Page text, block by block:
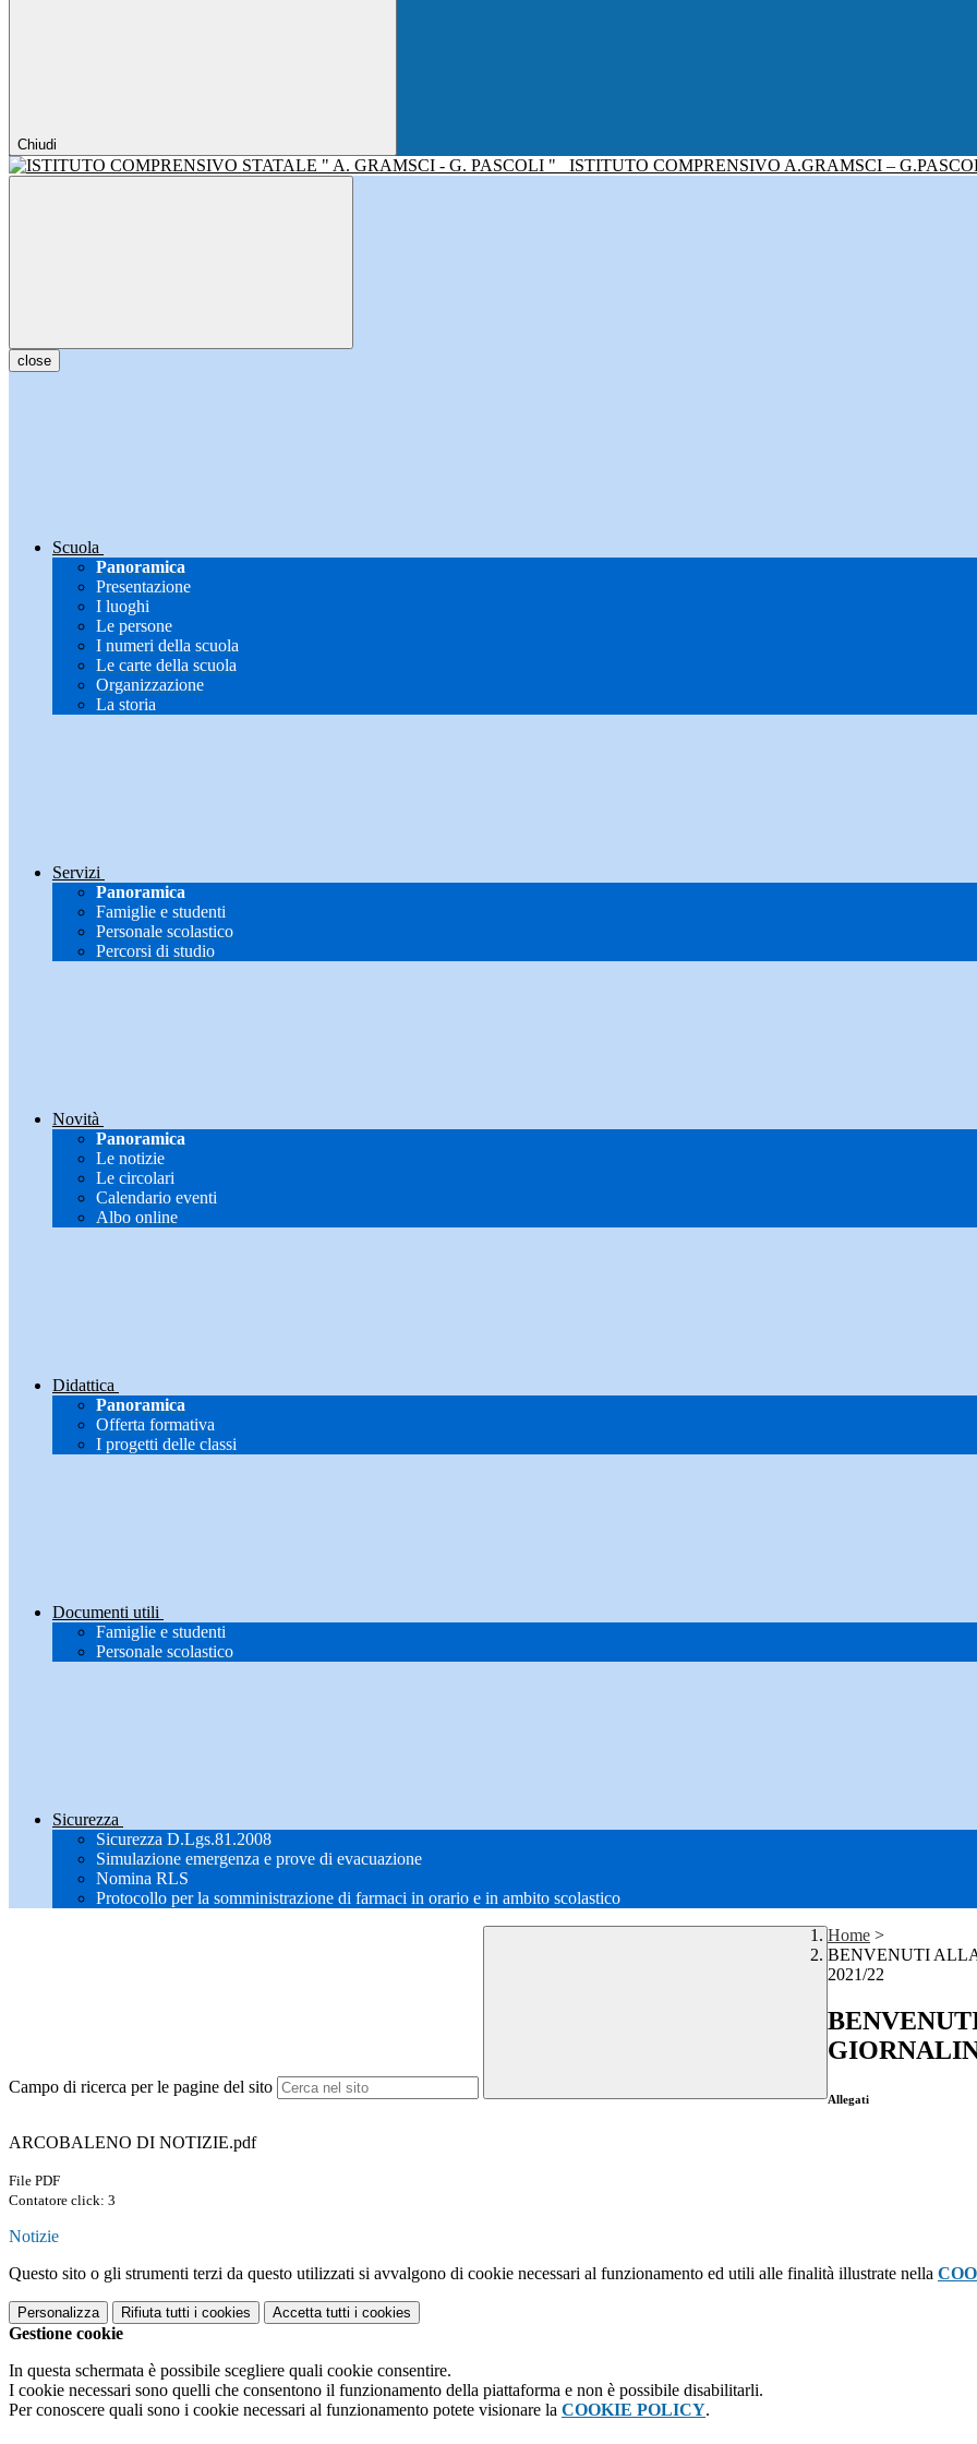
Chiudi
ISTITUTO COMPRENSIVO A.GRAMSCI –
close
Scuola
Panoramica
Presentazione
I luoghi
Le persone
I numeri della scuola
Le carte della scuola
Organizzazione
La storia
Servizi
Panoramica
Famiglie e studenti
Personale scolastico
Percorsi di studio
Novità
Panoramica
Le notizie
Le circolari
Calendario eventi
Albo online
Didattica
Panoramica
Offerta formativa
I progetti delle classi
Documenti utili
Famiglie e studenti
Personale scolastico
Sicurezza
Sicurezza D.Lgs.81.2008
Simulazione emergenza e prove di evacuazione
Nomina RLS
Protocollo per la somministrazione di farmaci in orario e in ambito scolastico
Campo di ricerca per le pagine del sito
Home >
BENVENUTI
2021/22
Allegati
ARCOBALENO DI NOTIZIE.pdf
File PDF
Contatore click: 3
Notizie
Questo sito o gli strumenti terzi da questo utilizzati si avvalgono di cookie necessari al funzionamento ed utili alle finalità illustrate nella
Personalizza Rifiuta tutti i cookies Accetta tutti i cookies
Gestione cookie
In questa schermata è possibile scegliere quali cookie consentire.
I cookie necessari sono quelli che consentono il funzionamento della piattaforma e non è possibile disabilitarli.
Per conoscere quali sono i cookie necessari al funzionamento potete visionare la COOKIE POLICY.